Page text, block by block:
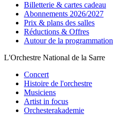
Billetterie & cartes cadeau
Abonnements 2026/2027
Prix & plans des salles
Réductions & Offres
Autour de la programmation
L'Orchestre National de la Sarre
Concert
Histoire de l'orchestre
Musiciens
Artist in focus
Orchesterakademie